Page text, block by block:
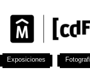
Exposiciones